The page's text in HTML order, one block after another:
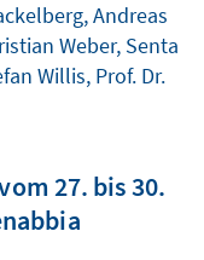
Andreas
Weber, Senta
Willis, Prof. Dr.
27. bis 30.